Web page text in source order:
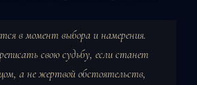
в момент выбора и намерения.
свою судьбу, если станет
а не жертвой обстоятельств,